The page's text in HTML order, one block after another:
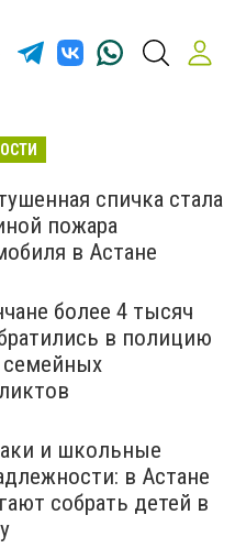
спичка стала
пожара
в Астане
более 4 тысяч
в полицию
семейных
и школьные
в Астане
собрать детей в